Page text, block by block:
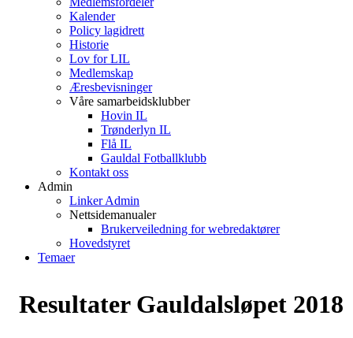
Kalender
Policy lagidrett
Historie
Lov for LIL
Medlemskap
Æresbevisninger
Våre samarbeidsklubber
Hovin IL
Trønderlyn IL
Flå IL
Gauldal Fotballklubb
Kontakt oss
Admin
Linker Admin
Nettsidemanualer
Brukerveiledning for webredaktører
Hovedstyret
Temaer
Resultater Gauldalsløpet 2018